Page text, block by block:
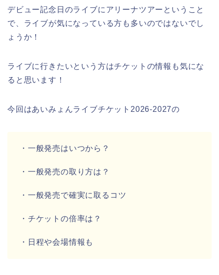
デビュー記念日のライブにアリーナツアーということ
で、ライブが気になっている方も多いのではないでし
ょうか！
ライブに行きたいという方はチケットの情報も気にな
ると思います！
今回はあいみょんライブチケット2026-2027の
・一般発売はいつから？
・一般発売の取り方は？
・一般発売で確実に取るコツ
・チケットの倍率は？
・日程や会場情報も